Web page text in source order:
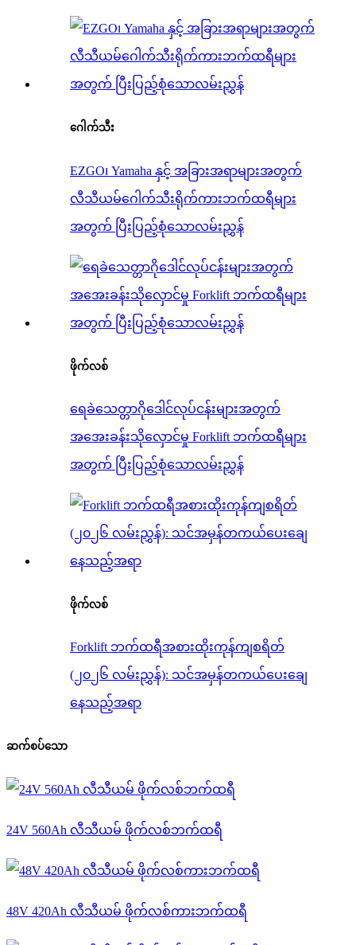
ဂေါက်သီး
EZGO၊ Yamaha နှင့် အခြားအရာများအတွက်
လီသီယမ်ဂေါက်သီးရိုက်ကားဘက်ထရီများ
အတွက် ပြီးပြည့်စုံသောလမ်းညွှန်
ဖိုက်လစ်
ရေခဲသေတ္တာဂိုဒေါင်လုပ်ငန်းများအတွက်
အအေးခန်းသိုလှောင်မှု Forklift ဘက်ထရီများ
အတွက် ပြီးပြည့်စုံသောလမ်းညွှန်
ဖိုက်လစ်
Forklift ဘက်ထရီအစားထိုးကုန်ကျစရိတ်
(၂၀၂၆ လမ်းညွှန်): သင်အမှန်တကယ်ပေးချေ
နေသည့်အရာ
ဆက်စပ်သော
24V 560Ah လီသီယမ် ဖိုက်လစ်ဘက်ထရီ
48V 420Ah လီသီယမ် ဖိုက်လစ်ကားဘက်ထရီ